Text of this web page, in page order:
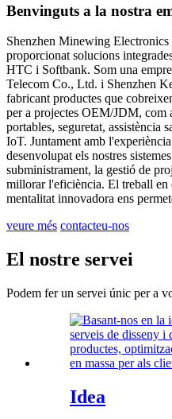
Benvinguts a la nostra
Shenzhen Minewing
proporcionat solucions
HTC i Softbank. Som una
Telecom Co., Ltd. i Shenzhen
fabricant productes que
per a projectes OEM/JDM, com
portables, seguretat, assistència
IoT. Juntament amb
desenvolupat els nostres
subministrament, la gestió de
millorar l'eficiència. El treball
mentalitat innovadora ens
veure més contacteu-nos
El nostre servei
Podem fer un servei únic per a
Idea